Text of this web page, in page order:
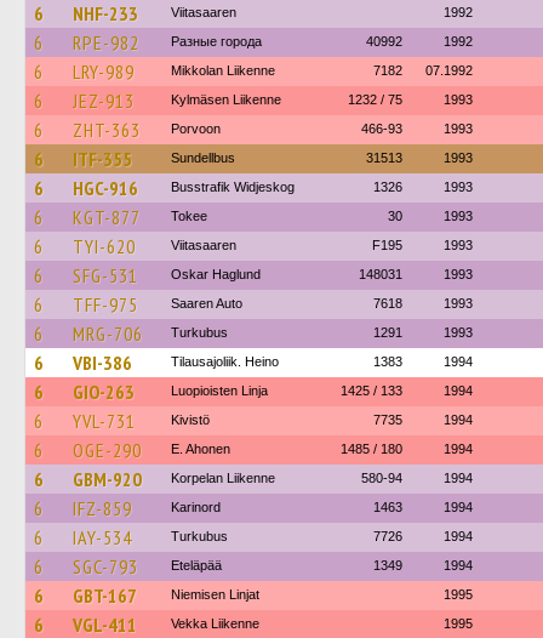
6 NHF-233 Viitasaaren 1992
6 RPE-982 Разные города 40992 1992
6 LRY-989 Mikkolan Liikenne 7182 07.1992
6 JEZ-913 Kylmäsen Liikenne 1232 / 75 1993
6 ZHT-363 Porvoon 466-93 1993
6 ITF-355 Sundellbus 31513 1993
6 HGC-916 Busstrafik Widjeskog 1326 1993
6 KGT-877 Tokee 30 1993
6 TYI-620 Viitasaaren F195 1993
6 SFG-531 Oskar Haglund 148031 1993
6 TFF-975 Saaren Auto 7618 1993
6 MRG-706 Turkubus 1291 1993
6 VBI-386 Tilausajoliik. Heino 1383 1994
6 GIO-263 Luopioisten Linja 1425 / 133 1994
6 YVL-731 Kivistö 7735 1994
6 OGE-290 E. Ahonen 1485 / 180 1994
6 GBM-920 Korpelan Liikenne 580-94 1994
6 IFZ-859 Karinord 1463 1994
6 IAY-534 Turkubus 7726 1994
6 SGC-793 Eteläpää 1349 1994
6 GBT-167 Niemisen Linjat 1995
6 VGL-411 Vekka Liikenne 1995